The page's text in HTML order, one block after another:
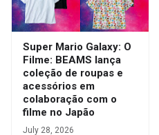
Super Mario Galaxy: O
Filme: BEAMS lança
coleção de roupas e
acessórios em
colaboração com o
filme no Japão
July 28, 2026